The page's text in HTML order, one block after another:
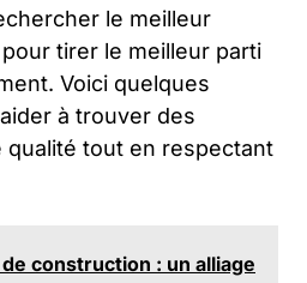
le meilleur
tirer le meilleur parti
Voici quelques
à trouver des
qualité tout en respectant
construction : un alliage